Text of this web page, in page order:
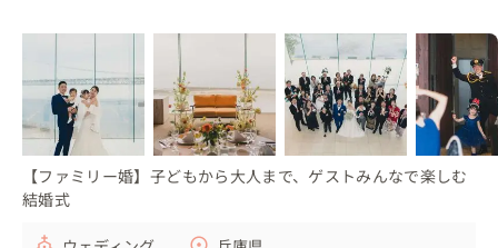
【ファミリー婚】子どもから大人まで、ゲストみんなで楽しむ
結婚式